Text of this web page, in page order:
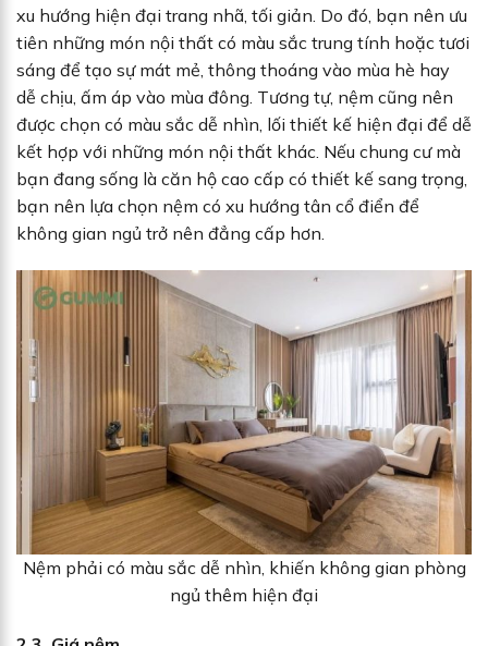
xu hướng hiện đại trang nhã, tối giản. Do đó, bạn nên ưu
tiên những món nội thất có màu sắc trung tính hoặc tươi
sáng để tạo sự mát mẻ, thông thoáng vào mùa hè hay
dễ chịu, ấm áp vào mùa đông. Tương tự, nệm cũng nên
được chọn có màu sắc dễ nhìn, lối thiết kế hiện đại để dễ
kết hợp với những món nội thất khác. Nếu chung cư mà
bạn đang sống là căn hộ cao cấp có thiết kế sang trọng,
bạn nên lựa chọn nệm có xu hướng tân cổ điển để
không gian ngủ trở nên đẳng cấp hơn.
Nệm phải có màu sắc dễ nhìn, khiến không gian phòng
ngủ thêm hiện đại